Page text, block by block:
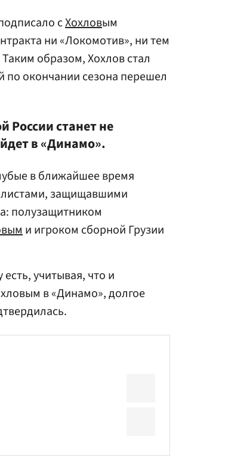
сХохловым
ни «Локомотив», ни тем
образом, Хохлов стал
окончании сезона перешел
России станет не
в «Динамо».
в ближайшее время
защищавшими
полузащитником
и игроком сборной Грузии
учитывая, что и
в «Динамо», долгое